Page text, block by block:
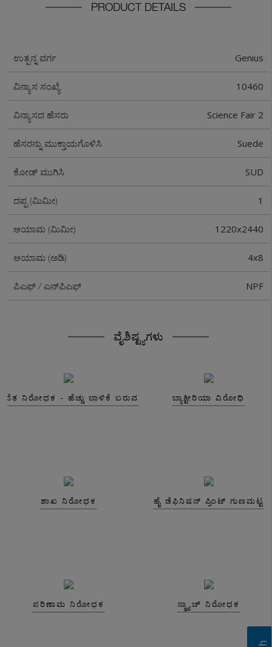
PRODUCT DETAILS
ಉತ್ಪನ್ನ ವರ್ಗ Genius
ವಿನ್ಯಾಸ ಸಂಖ್ಯೆ 10460
ವಿನ್ಯಾಸದ ಹೆಸರು Science Fair 2
ಹೆಸರನ್ನು ಮುಕ್ತಾಯಗೊಳಿಸಿ Suede
ಕೋಡ್ ಮುಗಿಸಿ SUD
ದಪ್ಪ (ಮಿಮೀ) 1
ಆಯಾಮ (ಮಿಮೀ) 1220x2440
ಆಯಾಮ (ಅಡಿ) 4x8
ಪಿಎಫ್ / ಎನ್‌ಪಿಎಫ್ NPF
ವೈಶಿಷ್ಟ್ಯಗಳು
ನಿರೋಧಕ - ಹೆಚ್ಚು ಬಾಳಿಕೆ ಬರುವ ಬ್ಯಾಕ್ಟೀರಿಯಾ ವಿರೋಧಿ
ಶಾಖ ನಿರೋಧಕ ಹೈ ಡೆಫಿನಿಷನ್ ಪ್ರಿಂಟ್ ಗುಣಮಟ್ಟ
ಪರಿಣಾಮ ನಿರೋಧಕ ಸ್ಕ್ರ್ಯಾಚ್ ನಿರೋಧಕ